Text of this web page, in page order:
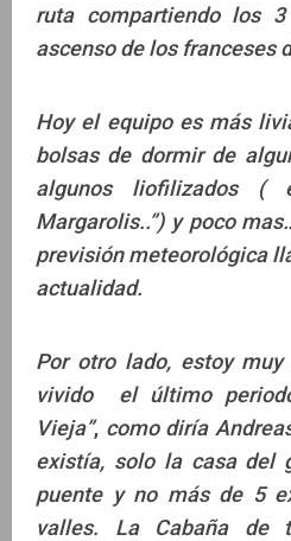
ruta compartiendo los
ascenso de los franceses
Hoy el equipo es más
bolsas de dormir de
algunos liofilizados (
Margarolis..”) y poco
previsión meteorológica
actualidad.
Por otro lado, estoy
vivido el último
Vieja”, como diría
existía, solo la casa del
puente y no más de 5
valles. La Cabaña de